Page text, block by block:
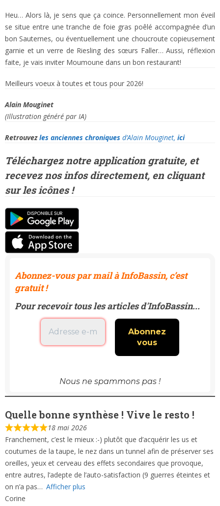
Heu… Alors là, je sens que ça coince. Personnellement mon éveil
se situe entre une tranche de foie gras poêlé accompagnée d’un
bon Sauternes, ou éventuellement une choucroute copieusement
garnie et un verre de Riesling des sœurs Faller… Aussi, réflexion
faite, je vais inviter Moumoune dans un bon restaurant!
Meilleurs voeux à toutes et tous pour 2026!
Alain Mouginet
(Illustration généré par IA)
Retrouvezles anciennes chroniques d’Alain Mouginet, ici
Téléchargez notre application gratuite, et
recevez nos infos directement, en cliquant
sur les icônes !
Abonnez-vous par mail à InfoBassin, c’est
gratuit !
Pour recevoir tous les articles d'InfoBassin...
Nous ne spammons pas !
Quelle bonne synthèse ! Vive le resto !
18 mai 2026
Franchement, c’est le mieux :-) plutôt que d’acquérir les us et
coutumes de la taupe, le nez dans un tunnel afin de préserver ses
oreilles, yeux et cerveau des effets secondaires que provoque,
entre autres, l’adepte de l’auto-satisfaction (9 guerres éteintes et
on n’a pas
Afficher plus
Corine